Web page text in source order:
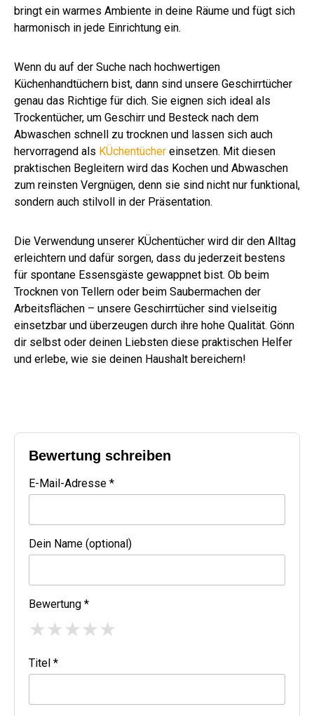
bringt ein warmes Ambiente in deine Räume und fügt sich
harmonisch in jede Einrichtung ein.
Wenn du auf der Suche nach hochwertigen
Küchenhandtüchern bist, dann sind unsere Geschirrtücher
genau das Richtige für dich. Sie eignen sich ideal als
Trockentücher, um Geschirr und Besteck nach dem
Abwaschen schnell zu trocknen und lassen sich auch
hervorragend als KÜchentücher einsetzen. Mit diesen
praktischen Begleitern wird das Kochen und Abwaschen
zum reinsten Vergnügen, denn sie sind nicht nur funktional,
sondern auch stilvoll in der Präsentation.
Die Verwendung unserer KÜchentücher wird dir den Alltag
erleichtern und dafür sorgen, dass du jederzeit bestens
für spontane Essensgäste gewappnet bist. Ob beim
Trocknen von Tellern oder beim Saubermachen der
Arbeitsflächen – unsere Geschirrtücher sind vielseitig
einsetzbar und überzeugen durch ihre hohe Qualität. Gönn
dir selbst oder deinen Liebsten diese praktischen Helfer
und erlebe, wie sie deinen Haushalt bereichern!
Bewertung schreiben
E-Mail-Adresse *
Dein Name (optional)
Bewertung *
★★★★★
Titel *